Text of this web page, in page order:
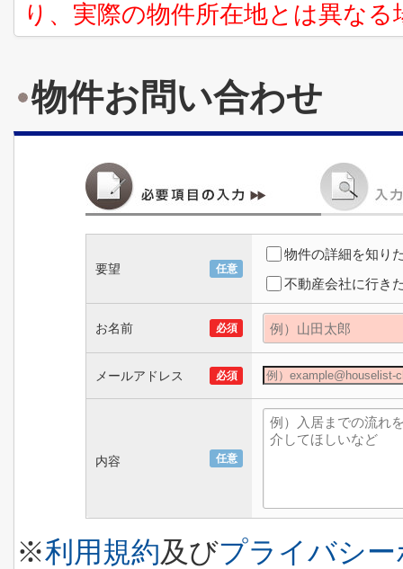
り、実際の物件所在地とは異な
物件お問い合わせ
要望 任意
物件の詳細を知り
不動産会社に行き
お名前 必須
メールアドレス 必須
内容 任意
※利用規約及びプライバシ